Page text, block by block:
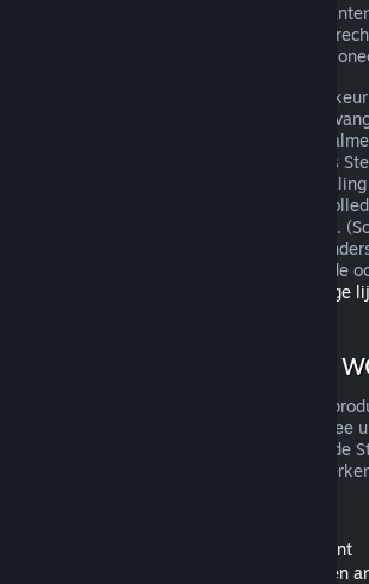
terugbetaling toch worden behandeld.
jurisdicties hebben mogelijk aanvullende
wanneer het spel niet naar behoren
Je aankoop zal binnen een week na
terugbetaald. Je zult de terugbetaling
Steam-portemonnee of via dezelfde
gebruikt hebt om de aankoop te doen. Als
dan ook, niet in staat is om een
oorspronkelijke betaalmethode, zal het
bijgeschreven aan je Steam-portemonnee.
beschikbare betaalmethoden in je land
geen terugbetaling van een aankoop via de
Klik hier voor een volledige
Wat kan terugbetaald
Het aanbod tot terugbetaling van Steam-
weken na aankoop en met minder dan twee
voor spellen en softwaretoepassingen in de
een overzicht van hoe terugbetalingen
Terugbetalingen van Downloadable Content
(Steam-winkelinhoud bruikbaar binnen een